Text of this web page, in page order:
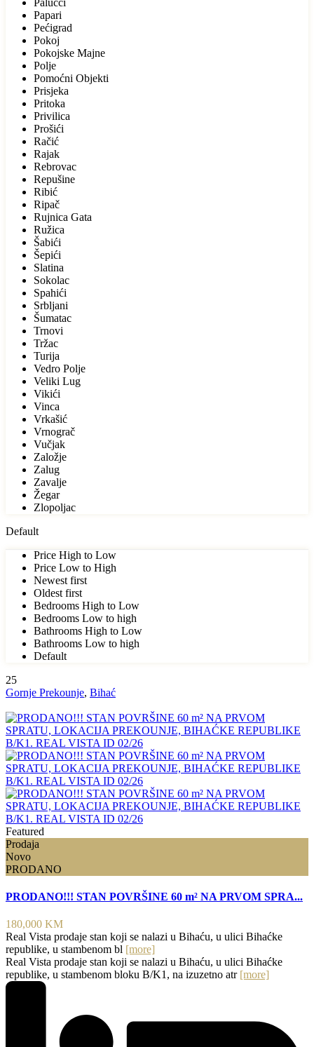
Papari
Pećigrad
Pokoj
Pokojske Majne
Polje
Pomoćni Objekti
Prisjeka
Pritoka
Privilica
Prošići
Račić
Rajak
Rebrovac
Repušine
Ribić
Ripač
Rujnica Gata
Ružica
Šabići
Šepići
Slatina
Sokolac
Spahići
Srbljani
Šumatac
Trnovi
Tržac
Turija
Vedro Polje
Veliki Lug
Vikići
Vinca
Vrkašić
Vrnograč
Vučjak
Založje
Zalug
Zavalje
Žegar
Zlopoljac
Default
Price High to Low
Price Low to High
Newest first
Oldest first
Bedrooms High to Low
Bedrooms Low to high
Bathrooms High to Low
Bathrooms Low to high
Default
25
Gornje Prekounje, Bihać
Featured
Prodaja
Novo
PRODANO
PRODANO!!! STAN POVRŠINE 60 m² NA PRVOM SPRA...
180,000 KM
Real Vista prodaje stan koji se nalazi u Bihaću, u ulici Bihaćke
republike, u stambenom bl [more]
Real Vista prodaje stan koji se nalazi u Bihaću, u ulici Bihaćke
republike, u stambenom bloku B/K1, na izuzetno atr [more]